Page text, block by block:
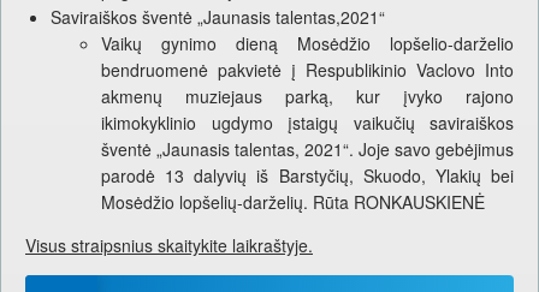
Saviraiškos šventė „Jaunasis talentas,2021“
Vaikų gynimo dieną Mosėdžio lopšelio-darželio
bendruomenė pakvietė į Respublikinio Vaclovo Into
akmenų muziejaus parką, kur įvyko rajono
ikimokyklinio ugdymo įstaigų vaikučių saviraiškos
šventė „Jaunasis talentas, 2021“. Joje savo gebėjimus
parodė 13 dalyvių iš Barstyčių, Skuodo, Ylakių bei
Mosėdžio lopšelių-darželių. Rūta RONKAUSKIENĖ
Visus straipsnius skaitykite laikraštyje.